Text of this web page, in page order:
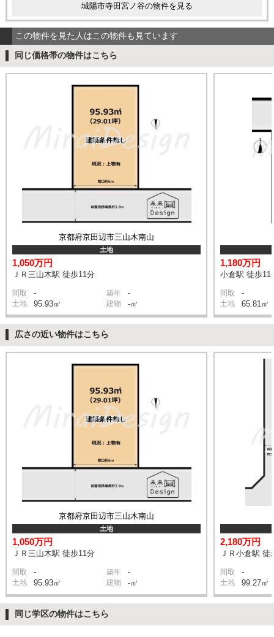
城陽市寺田宮ノ谷の物件を見る
この物件を見た人はこの物件も見ています
同じ価格帯の物件はこちら
京都府京田辺市三山木南山
土地
1,050万円
ＪＲ三山木駅 徒歩11分
間取 - 築年 -
土地 95.93㎡ 建物 -㎡
1,180万円
小倉駅 徒歩11
間取 -
土地 65.81㎡
広さの近い物件はこちら
京都府京田辺市三山木南山
土地
1,050万円
ＪＲ三山木駅 徒歩11分
間取 - 築年 -
土地 95.93㎡ 建物 -㎡
2,180万円
ＪＲ小倉駅 徒
間取 -
土地 99.27㎡
同じ学区の物件はこちら